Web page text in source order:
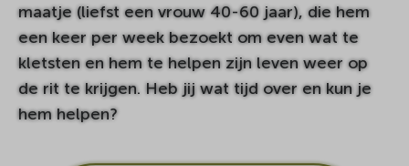
maatje (liefst een vrouw 40-60 jaar), die hem
een keer per week bezoekt om even wat te
kletsten en hem te helpen zijn leven weer op
de rit te krijgen. Heb jij wat tijd over en kun je
hem helpen?